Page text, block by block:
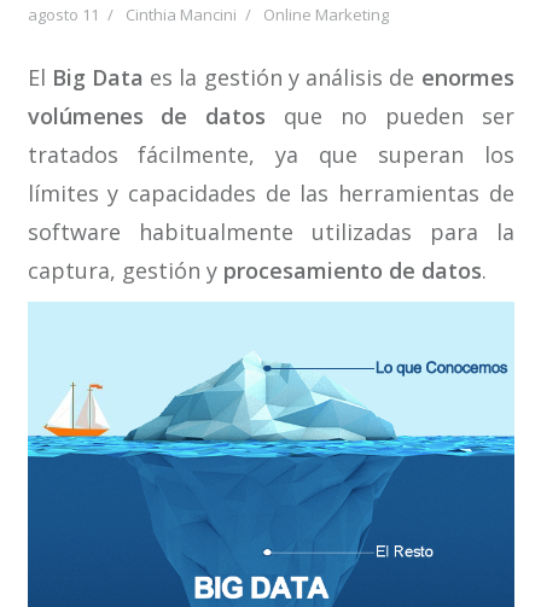
agosto 11 Cinthia Mancini Online Marketing
El Big Data es la gestión y análisis de enormes
volúmenes de datos que no pueden ser
tratados fácilmente, ya que superan los
límites y capacidades de las herramientas de
software habitualmente utilizadas para la
captura, gestión y procesamiento de datos.